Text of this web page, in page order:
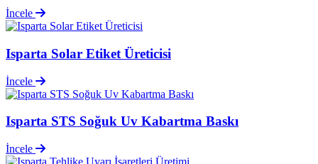
İncele
Isparta Solar Etiket Üreticisi
İncele
Isparta STS Soğuk Uv Kabartma Baskı
İncele